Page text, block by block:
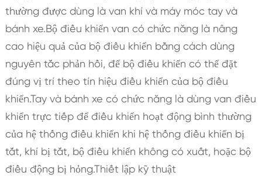
thường được dùng là van khí và máy móc tay và
bánh xe.Bộ điều khiển van có chức năng là nâng
cao hiệu quả của bộ điều khiển bằng cách dùng
nguyên tắc phản hồi, để bộ điều khiển có thể đặt
đúng vị trí theo tín hiệu điều khiển của bộ điều
khiển.Tay và bánh xe có chức năng là dùng van điều
khiển trực tiếp để điều khiển hoạt động bình thường
của hệ thống điều khiển khi hệ thống điều khiển bị
tắt, khí bị tắt, bộ điều khiển không có xuất, hoặc bộ
điều động bị hỏng.Thiết lập kỹ thuật